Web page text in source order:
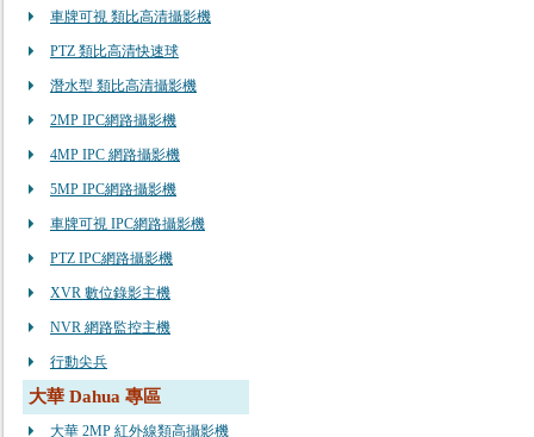
車牌可視 類比高清攝影機
PTZ 類比高清快速球
潛水型 類比高清攝影機
2MP IPC網路攝影機
4MP IPC 網路攝影機
5MP IPC網路攝影機
車牌可視 IPC網路攝影機
PTZ IPC網路攝影機
XVR 數位錄影主機
NVR 網路監控主機
行動尖兵
大華 Dahua 專區
大華 2MP 紅外線類高攝影機